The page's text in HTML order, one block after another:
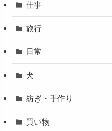
仕事
旅行
日常
犬
紡ぎ・手作り
買い物